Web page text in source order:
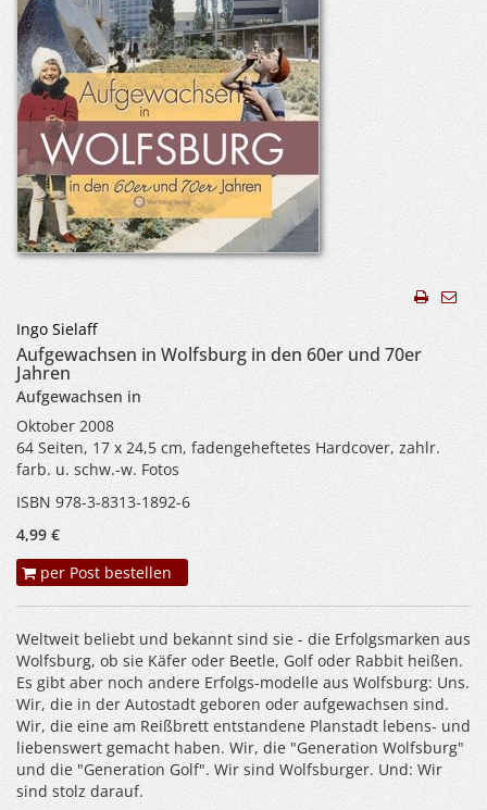
Ingo Sielaff
Aufgewachsen in Wolfsburg in den 60er und 70er
Jahren
Aufgewachsen in
Oktober 2008
64 Seiten, 17 x 24,5 cm, fadengeheftetes Hardcover, zahlr.
farb. u. schw.-w. Fotos
ISBN 978-3-8313-1892-6
4,99 €
per Post bestellen
Weltweit beliebt und bekannt sind sie - die Erfolgsmarken aus
Wolfsburg, ob sie Käfer oder Beetle, Golf oder Rabbit heißen.
Es gibt aber noch andere Erfolgs-modelle aus Wolfsburg: Uns.
Wir, die in der Autostadt geboren oder aufgewachsen sind.
Wir, die eine am Reißbrett entstandene Planstadt lebens- und
liebenswert gemacht haben. Wir, die "Generation Wolfsburg"
und die "Generation Golf". Wir sind Wolfsburger. Und: Wir
sind stolz darauf.